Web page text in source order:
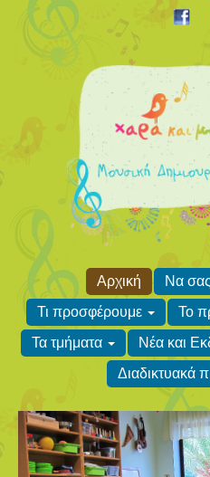
Αρχική
Να
Τι προσφέρουμε
Το
Τα τμήματα
Νέα και
Διαδικτυακά